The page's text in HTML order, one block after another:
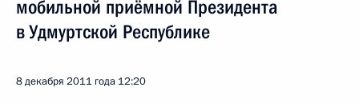
мобильной приёмной Президента
в Удмуртской Республике
8 декабря 2011 года 12:20